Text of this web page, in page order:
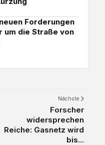
Forderungen
um die Straße von
Nächste
Forscher
widersprechen
Reiche: Gasnetz wird
bis...